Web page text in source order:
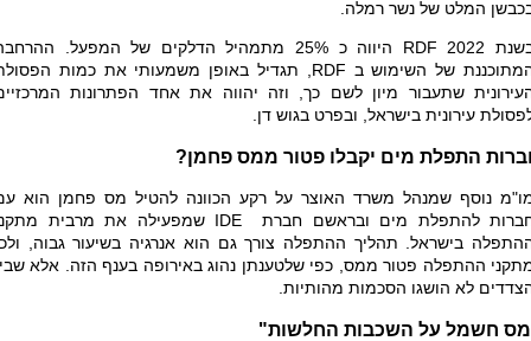
המלט של נשר רמלה.
2022
RDF
היווה כ 25% מתמהיל הדלקים של המפעל.
של השימוש ב RDF , תגדיל באופן משמעותי את כמות
שתעבור מיון לשם כך, וזה יהווה את אחד הפתרונות
עירונית בישראל, ובפרט בגוש דן.
התפלת מים יקבלו פטור ממס פחמן?
נוסף שמנהל משרד האוצר על רקע הכוונה להטיל מס פחמן הוא
להתפלת מים ובראשם חברת
IDE שמפעילה את מרבית
בישראל. תהליך ההתפלה צורך גם הוא אנרגיה בשיעור גבוה,
ההתפלה פטור ממס, כפי שלטענתן נהוג באירופה בענף הזה. אלא
לא הושגו הסכמות מהותיות.
חשמל על השכבות החלשות"